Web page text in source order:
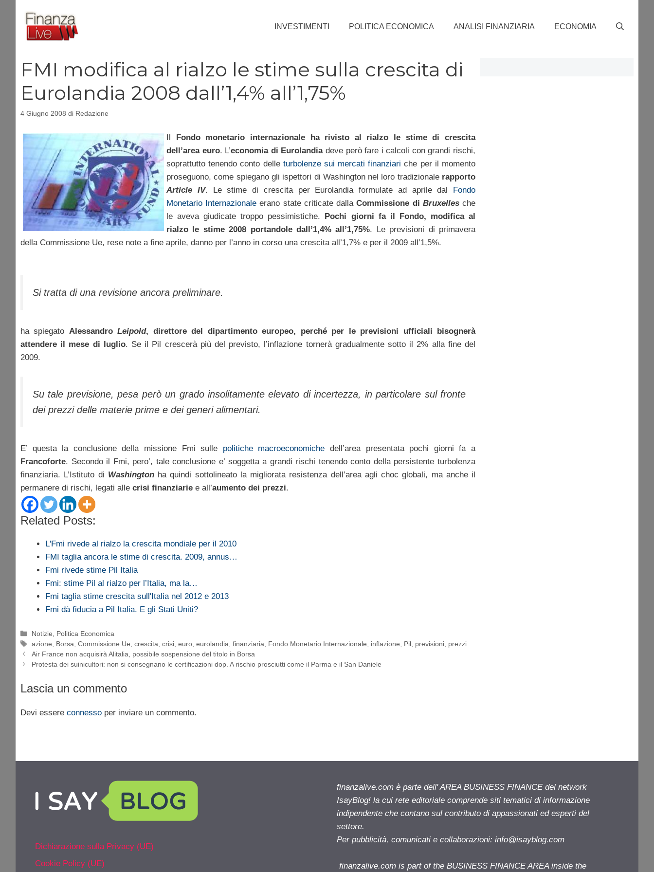
contenuto
INVESTIMENTI POLITICA ECONOMICA ANALISI FINANZIARIA ECONOMIA
FMI modifica al rialzo le stime sulla crescita di
Eurolandia 2008 dall’1,4% all’1,75%
4 Giugno 2008 di Redazione
Fondo monetario internazionale ha rivisto al rialzo le stime di crescita
dell’area euro. L’economia di Eurolandiadeve però fare i calcoli con grandi rischi,
soprattutto tenendo conto delle turbolenze sui mercati finanziari che per il momento
proseguono, come spiegano gli ispettori di Washington nel loro tradizionale rapporto
Article IV. Le stime di crescita per Eurolandia formulate ad aprile dal
Fondo
Monetario Internazionale erano state criticate dallaCommissione di Bruxellesche
le aveva giudicate troppo pessimistiche. Pochi giorni fa il Fondo, modifica al
rialzo le stime 2008 portandole dall’1,4% all’1,75%. Le previsioni di primavera
della Commissione Ue, rese note a fine aprile, danno per l’anno in corso una crescita all’1,7% e per il 2009 all’1,5%.
Si tratta di una revisione ancora preliminare.
ha spiegato AlessandroLeipold, direttore del dipartimento europeo, perché per le previsioni ufficiali bisognerà
attendere il mese di luglio. Se il Pil crescerà più del previsto, l’inflazione tornerà gradualmente sotto il 2% alla fine del
2009.
Su tale previsione, pesa però un grado insolitamente elevato di incertezza, in particolare sul fronte
dei prezzi delle materie prime e dei generi alimentari.
E’ questa la conclusione della missione Fmi sulle politiche macroeconomiche dell’area presentata pochi giorni fa a
Francoforte. Secondo il Fmi, pero’, tale conclusione e’ soggetta a grandi rischi tenendo conto della persistente turbolenza
finanziaria. L’Istituto di Washingtonha quindi sottolineato la migliorata resistenza dell’area agli choc globali, ma anche il
permanere di rischi, legati alle crisi finanziarie e all’aumento dei prezzi.
Related Posts:
L'Fmi rivede al rialzo la crescita mondiale per il 2010
FMI taglia ancora le stime di crescita. 2009, annus…
Fmi rivede stime Pil Italia
Fmi: stime Pil al rialzo per l’Italia, ma la…
Fmi taglia stime crescita sull'Italia nel 2012 e 2013
Fmi dà fiducia a Pil Italia. E gli Stati Uniti?
Categorie
Notizie
Politica Economica
Tag
azione Borsa ,Commissione Ue ,crescita ,crisi ,euro ,eurolandia ,finanziaria Fondo Monetario Internazionale inflazione Pil previsioni prezzi
Air France non acquisirà Alitalia, possibile sospensione del titolo in Borsa
Protesta dei suinicultori: non si consegnano le certificazioni dop. A rischio prosciutti come il Parma e il San Daniele
Lascia un commento
Devi essere connesso per inviare un commento.
Dichiarazione sulla Privacy (UE)
Cookie Policy (UE)
finanzalive.com è parte dell' AREA BUSINESS FINANCE del network
IsayBlog! la cui rete editoriale comprende siti tematici di informazione
indipendente che contano sul contributo di appassionati ed esperti del
settore.
Per pubblicità, comunicati e collaborazioni: info@isayblog.com
finanzalive.com is part of the BUSINESS FINANCE AREA inside the